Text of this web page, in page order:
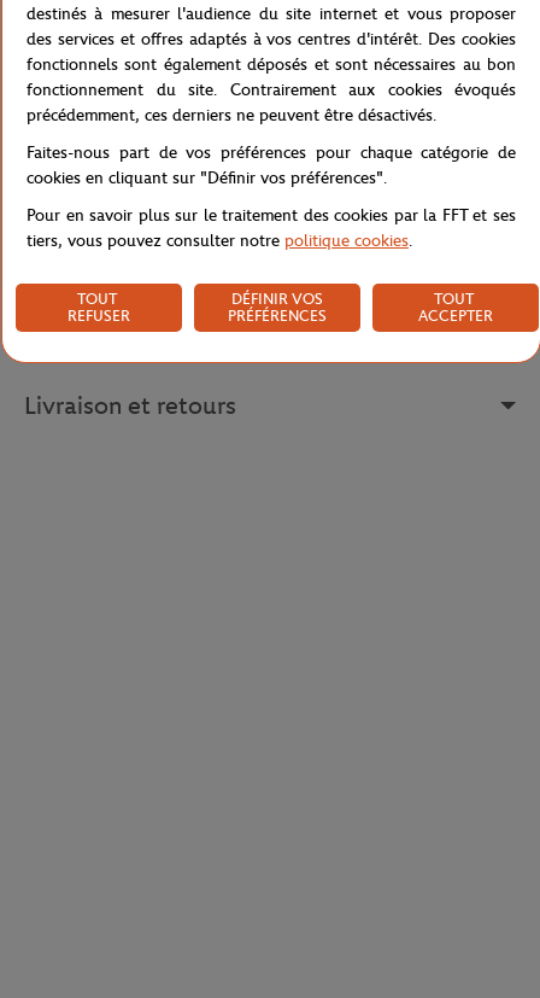
Open. Chaque tournoi est représenté par un élément graphique
unique qui rappelle son histoire et sa tradition. Le tout est mis en
valeur par un fond coloré qui donne à ce t-shirt une apparence
RTSM1023-MAR
Caractéristiques
Livraison et retours
destinés à mesurer l'audience du site internet et vous proposer
des services et offres adaptés à vos centres d'intérêt. Des cookies
fonctionnels sont également déposés et sont nécessaires au bon
fonctionnement du site. Contrairement aux cookies évoqués
précédemment, ces derniers ne peuvent être désactivés.
Faites-nous part de vos préférences pour chaque catégorie de
cookies en cliquant sur "Définir vos préférences".
Pour en savoir plus sur le traitement des cookies par la FFT et ses
tiers, vous pouvez consulter notre politique cookies.
TOUT
REFUSER
DÉFINIR VOS
PRÉFÉRENCES
TOUT
ACCEPTER